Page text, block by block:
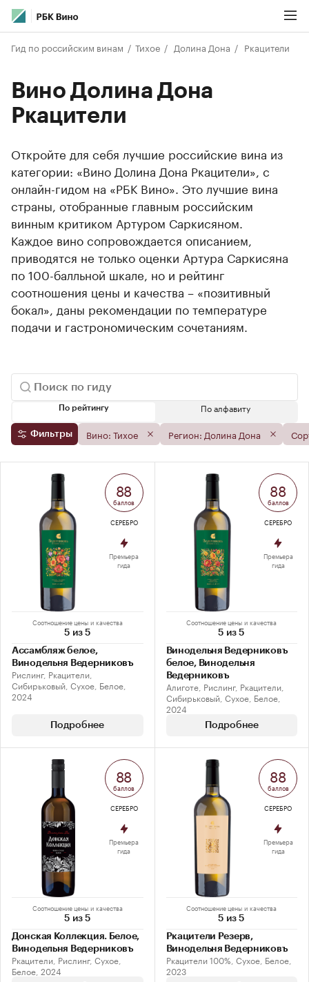
Гид по российским винам Тихое Долина Дона Ркацители
Вино Долина Дона
Ркацители
Откройте для себя лучшие российские вина из
категории: «Вино Долина Дона Ркацители», с
онлайн-гидом на «РБК Вино». Это лучшие вина
страны, отобранные главным российским
винным критиком Артуром Саркисяном.
Каждое вино сопровождается описанием,
приводятся не только оценки Артура Саркисяна
по 100-балльной шкале, но и рейтинг
соотношения цены и качества – «позитивный
бокал», даны рекомендации по температуре
подачи и гастрономическим сочетаниям.
Фильтры Вино: Тихое Регион: Долина Дона
По рейтингу По алфавиту
Соотношение цены и качества
5 из 5
Ассамбляж белое,
Винодельня Ведерниковъ
Рислинг, Ркацители,
Сибирьковый, Сухое, Белое,
2024
Подробнее
88
баллов
СЕРЕБРО
Премьера
гида
Соотношение цены и качества
5 из 5
Винодельня Ведерниковъ
белое, Винодельня
Ведерниковъ
Алиготе, Рислинг, Ркацители,
Сибирьковый, Сухое, Белое,
2024
Подробнее
88
баллов
СЕРЕБРО
Премьера
гида
Соотношение цены и качества
5 из 5
Донская Коллекция. Белое,
Винодельня Ведерниковъ
Ркацители, Рислинг, Сухое,
Белое, 2024
88
баллов
СЕРЕБРО
Премьера
гида
Соотношение цены и качества
5 из 5
Ркацители Резерв,
Винодельня Ведерниковъ
Ркацители 100%, Сухое, Белое,
2023
88
баллов
СЕРЕБРО
Премьера
гида